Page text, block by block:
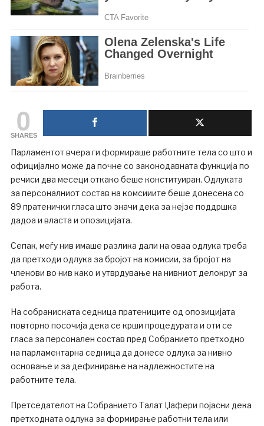
0
SHARES
Парламентот вчера ги формираше работните тела со што и
официјално може да почне со законодавната функција по
речиси два месеци откако беше конституиран. Одлуката
за персоналниот состав на комсииите беше донесена со
89 пратенички гласа што значи дека за нејзе поддршка
дадоа и власта и опозицијата.
Сепак, меѓу нив имаше разлика дали на оваа одлука треба
да претходи одлука за бројот на комисии, за бројот на
членови во нив како и утврдување на нивниот делокруг за
работа.
На собраниската седница пратениците од опозицијата
повторно посочија дека се крши процедурата и оти се
гласа за персонален состав пред Собранието претходно
на парламентарна седница да донесе одлука за нивно
основање и за дефинирање на надлежностите на
работните тела.
Претседателот на Собранието Талат Џафери појасни дека
претходната одлука за формирање работни тела или